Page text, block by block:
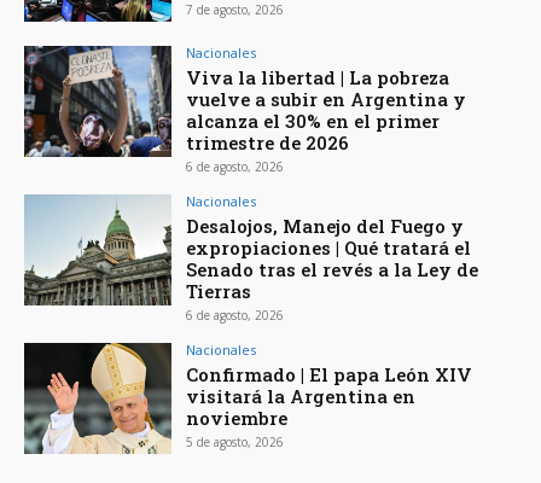
7 de agosto, 2026
Nacionales
Viva la libertad | La pobreza
vuelve a subir en Argentina y
alcanza el 30% en el primer
trimestre de 2026
6 de agosto, 2026
Nacionales
Desalojos, Manejo del Fuego y
expropiaciones | Qué tratará el
Senado tras el revés a la Ley de
Tierras
6 de agosto, 2026
Nacionales
Confirmado | El papa León XIV
visitará la Argentina en
noviembre
5 de agosto, 2026